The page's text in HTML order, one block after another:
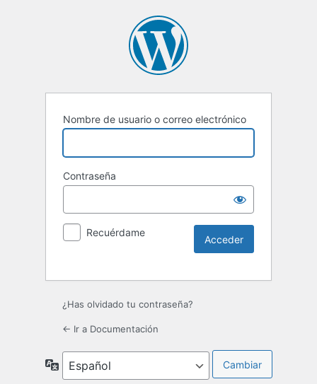
Nombre de usuario o correo electrónico
Contraseña
Recuérdame
¿Has olvidado tu contraseña?
← Ir a Documentación
Idioma